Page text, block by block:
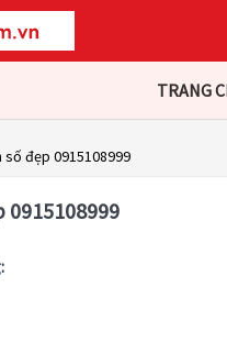
TRANG
số đẹp 0915108999
0915108999